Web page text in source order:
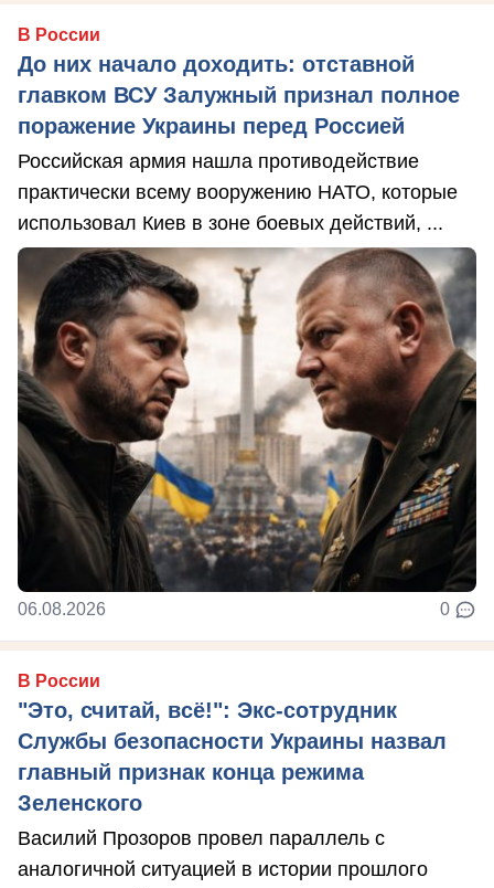
В России
До них начало доходить: отставной
главком ВСУ Залужный признал полное
поражение Украины перед Россией
Российская армия нашла противодействие
практически всему вооружению НАТО, которые
использовал Киев в зоне боевых действий, ...
06.08.2026 0
В России
"Это, считай, всё!": Экс-сотрудник
Службы безопасности Украины назвал
главный признак конца режима
Зеленского
Василий Прозоров провел параллель с
аналогичной ситуацией в истории прошлого